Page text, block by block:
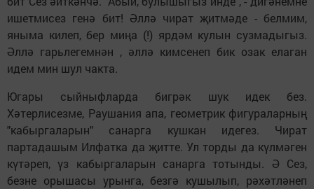
ишетмисез генә бит! Әллә чират җитмәде - белмим,
яныма килеп, бер миңа (!) ярдәм кулын сузмадыгыз.
Әллә гарьлегемнән , әллә кимсенеп бик озак елаган
идем мин шул чакта.
Югары сыйныфларда бигрәк шук идек без.
Хәтерлисезме, Раушания апа, геометрик фигураларның
"кабыргаларын" санарга кушкан идегез. Чират
партадашым Илфатка да җитте. Ул торды да күлмәген
күтәреп, үз кабыргаларын санарга тотынды. Ә Сез,
безне орышасы урынга, безгә кушылып, рәхәтләнеп